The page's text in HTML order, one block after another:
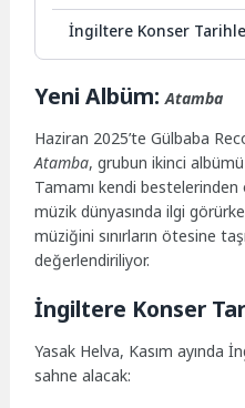
İngiltere Konser
Yeni Albüm:Atamba
Haziran 2025’te Gülbaba
Atamba, grubun ikinci
Tamamı kendi bestelerinden
müzik dünyasında ilgi
müziğini sınırların ötesine
değerlendiriliyor.
İngiltere Konser
Yasak Helva, Kasım ayında
sahne alacak: